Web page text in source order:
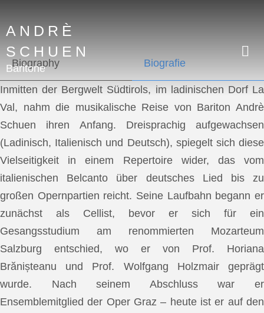
ANDRÈ
SCHUEN
Baritone
Biography Biografie
Inmitten der Bergwelt Südtirols, im ladinischen Dorf La
Val, nahm die musikalische Reise von Bariton Andrè
Schuen ihren Anfang. Dreisprachig aufgewachsen
(Ladinisch, Italienisch und Deutsch), spiegelt sich diese
Vielseitigkeit in einem Repertoire wider, das vom
italienischen Belcanto über deutsches Lied bis zu
großen Opernpartien reicht. Seine Laufbahn begann er
zunächst als Cellist, bevor er sich für ein
Gesangsstudium am renommierten Mozarteum
Salzburg entschied, wo er von Prof. Horiana
Brănișteanu und Prof. Wolfgang Holzmair geprägt
wurde. Nach seinem Abschluss war er
Ensemblemitglied der Oper Graz – heute ist er auf den